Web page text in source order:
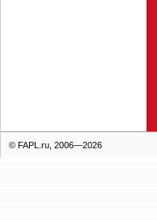
© FAPL.ru, 2006—2026